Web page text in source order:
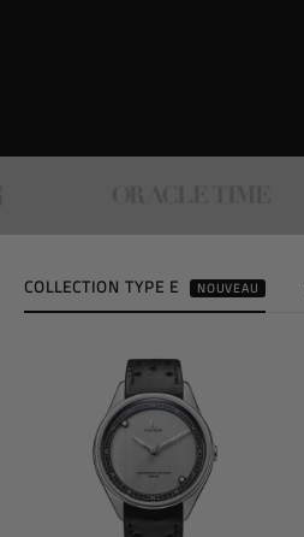
COLLECTION TYPE E NOUVEAU